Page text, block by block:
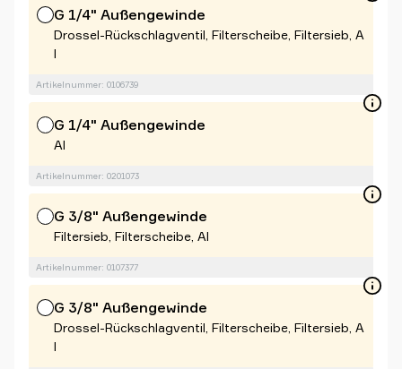
G 1/4" Außengewinde
Drossel-Rückschlagventil, Filterscheibe, Filtersieb, A
l
Artikelnummer: 0106739
G 1/4" Außengewinde
Al
Artikelnummer: 0201073
G 3/8" Außengewinde
Filtersieb, Filterscheibe, Al
Artikelnummer: 0107377
G 3/8" Außengewinde
Drossel-Rückschlagventil, Filterscheibe, Filtersieb, A
l